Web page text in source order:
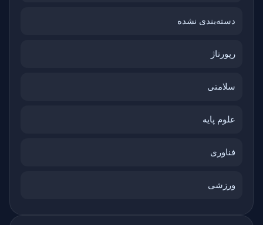
دسته‌بندی نشده
رپورتاژ
سلامتی
علوم پایه
فناوری
ورزشی